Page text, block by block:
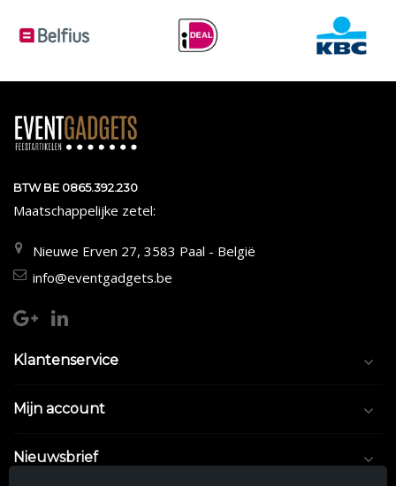
BTW BE 0865.392.230
Maatschappelijke zetel:
Nieuwe Erven 27, 3583 Paal - België
info@eventgadgets.be
Klantenservice
Mijn account
Nieuwsbrief